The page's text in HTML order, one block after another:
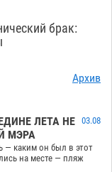
брак:
Архив
ЛЕТА НЕ
МЭРА
03.08
— каким он был в этот
на месте — пляж